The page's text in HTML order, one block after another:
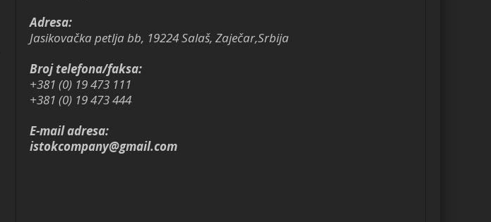
Adresa:
Jasikovačka petlja bb, 19224 Salaš, Zaječar,Srbija
Broj telefona/faksa:
+381 (0) 19 473 111
+381 (0) 19 473 444
E-mail adresa:
istokcompany@gmail.com